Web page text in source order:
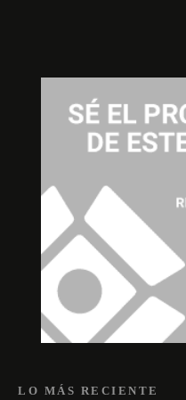
LO MÁS RECIENTE